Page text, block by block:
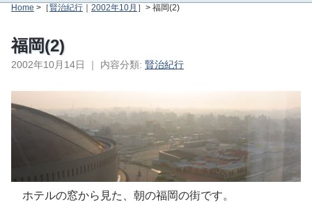
Home >［賢治紀行 ｜ 2002年10月 ］> 福岡(2)
福岡(2)
2002年10月14日 ｜ 内容分類: 賢治紀行
ホテルの窓から見た、朝の福岡の街です。